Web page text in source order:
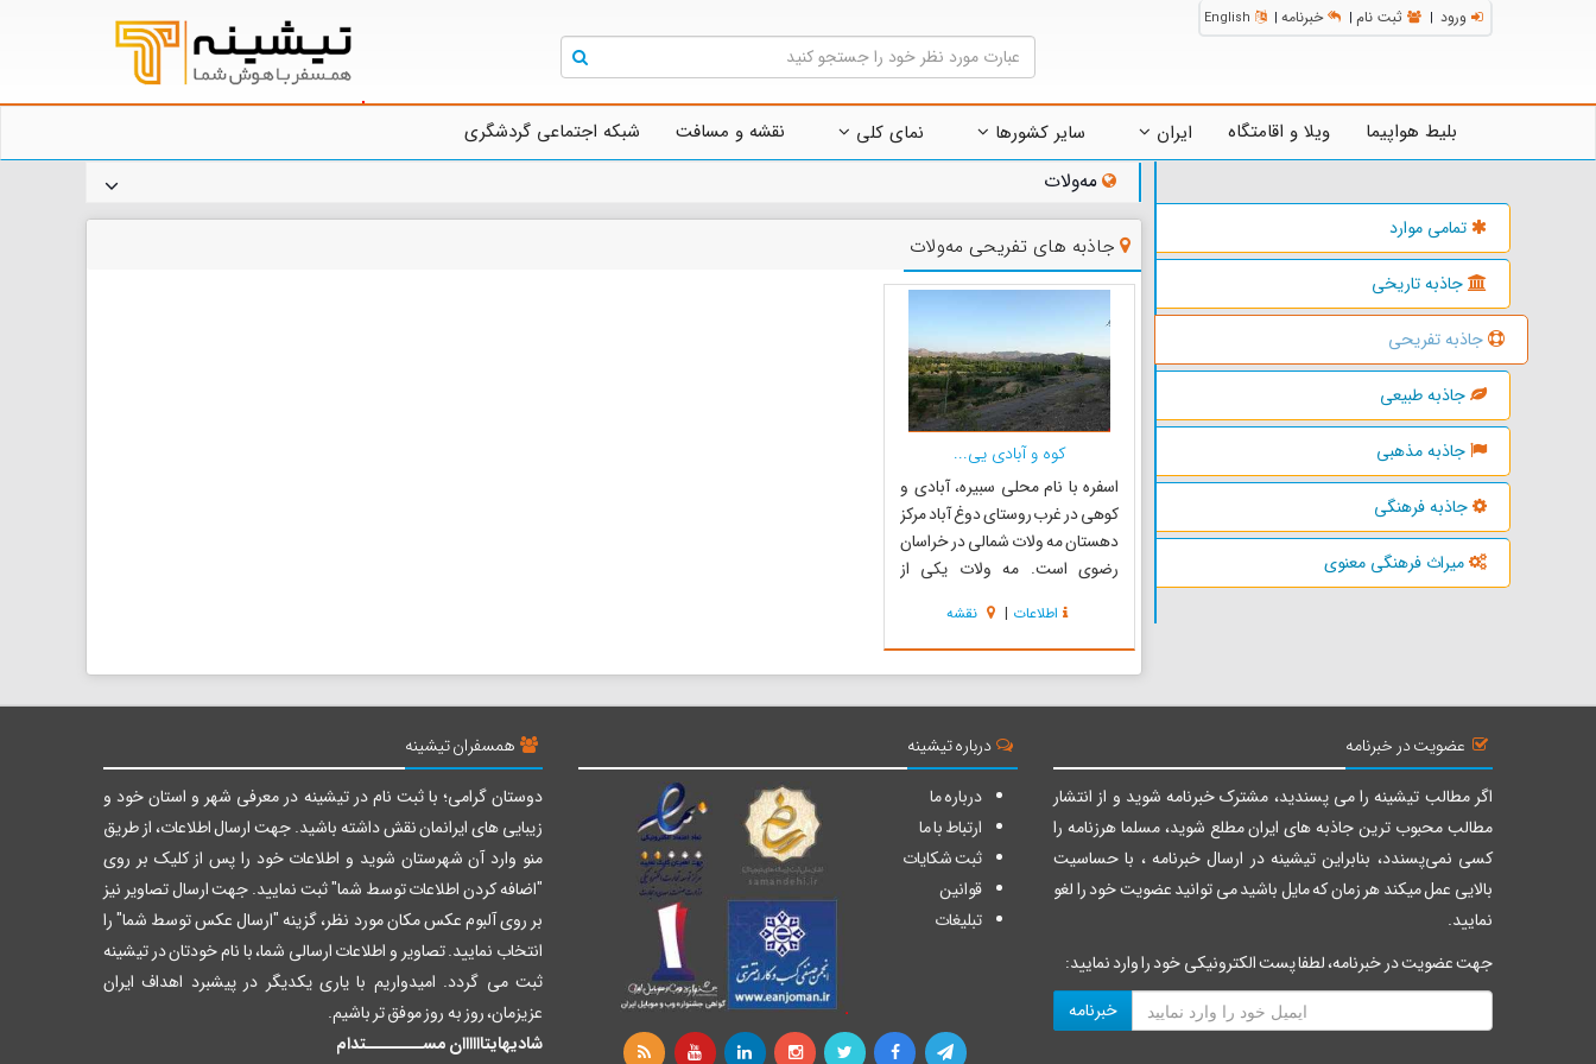
ورود | ثبت نام | خبرنامه |
English
بلیط هواپیما ویلا و اقامتگاه ایران سایر کشورها نمای کلی نقشه و مسافت شبکه اجتماعی گردشگری
تمامی موارد
جاذبه تاریخی
جاذبه تفریحی
جاذبه طبیعی
جاذبه مذهبی
جاذبه فرهنگی
میراث فرهنگی معنوی
مه‌ولات
جاذبه های تفریحی مه‌ولات
کوه و آبادی یی...
اسفره با نام محلی سبیره، آبادی و
کوهی در غرب روستای دوغ آباد مرکز
دهستان مه ولات شمالی در خراسان
رضوی است. مه ولات یکی از
رضوی به مرکزیت شهر فیض آباد
می‌باشد که از دو بخش مرکزی و
شادمهر تشکیل شده‌است. ارتفاع کوه
اسفره معادل ۱۱۸۸ است که در غرب
اطلاعات | نقشه
عضویت در خبرنامه
اگر مطالب تیشینه را می پسندید، مشترک خبرنامه شوید و از انتشار
مطالب محبوب ترین جاذبه های ایران مطلع شوید، مسلما هرزنامه را
کسی نمی‌پسندد، بنابراین تیشینه در ارسال خبرنامه ، با حساسیت
بالایی عمل میکند هر زمان که مایل باشید می توانید عضویت خود را لغو
نمایید.
جهت عضویت در خبرنامه، لطفا پست الکترونیکی خود را وارد نمایید:
خبرنامه
درباره تیشینه
درباره ما
ارتباط با ما
ثبت شکایات
قوانین
تبلیغات
همسفران تیشینه
دوستان گرامی؛ با ثبت نام در تیشینه در معرفی شهر و استان خود و
زیبایی های ایرانمان نقش داشته باشید. جهت ارسال اطلاعات، از طریق
منو وارد آن شهرستان شوید و اطلاعات خود را پس از کلیک بر روی
"اضافه کردن اطلاعات توسط شما" ثبت نمایید. جهت ارسال تصاویر نیز
بر روی آلبوم عکس مکان مورد نظر، گزینه "ارسال عکس توسط شما" را
انتخاب نمایید. تصاویر و اطلاعات ارسالی شما، با نام خودتان در تیشینه
ثبت می گردد. امیدواریم با یاری یکدیگر در پیشبرد اهداف ایران
عزیزمان، روز به روز موفق تر باشیم.
شادیهایتاااااان مســــــــتدام